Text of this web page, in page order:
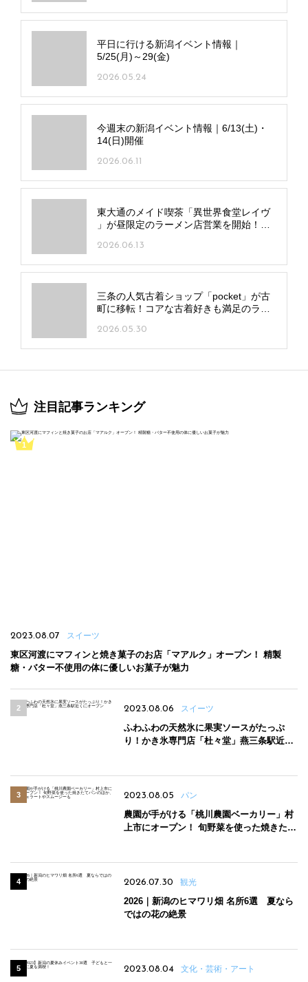
平日に行ける新潟イベント情報｜
5/25(月)～29(金)
2026.05.24
今週末の新潟イベント情報｜6/13(土)・
14(日)開催
2026.06.11
東大通のメイド喫茶「異世界食堂レイヴ
」が昼限定のラーメン店営業を開始！シ
飲みも
2026.06.13
三条の人気古着ショップ「pocket」が古
町に移転！コアな古着好きも満足のライ
2026.05.30
注目記事ランキング
2023.08.07 スイーツ
東区河渡にマフィンと焼き菓子のお店「マアルク」オープン！ 精製
糖・バター不使用の体に優しいお菓子が魅力
2023.08.06 スイーツ
ふわふわの天然氷に果実ソースがたっぷ
り！かき氷専門店「杜々堂」燕三条駅近く
2023.08.05 パン
農園が手がける「桃川農園ベーカリー」村
上市にオープン！ 旬野菜を使った焼きたて
2026.07.30 観光
2026｜新潟のヒマワリ畑 名所6選 夏なら
ではの花の絶景
2023.08.04 文化・芸術・アート